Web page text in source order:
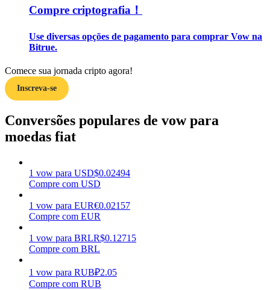
Estratégias de negociação
Aprenda como se manter lucrativo
Ganhar
Ganhe recompensas competitivas diariamente
Compre criptografia！
Use diversas opções de pagamento para comprar Vow na
Bitrue.
Comece sua jornada cripto agora!
Inscreva-se
Conversões populares de vow para
moedas fiat
1 vow para USD$0.02494
Compre com USD
1 vow para EUR€0.02157
Compre com EUR
1 vow para BRLR$0.12715
Compre com BRL
1 vow para RUB₽2.05
Compre com RUB